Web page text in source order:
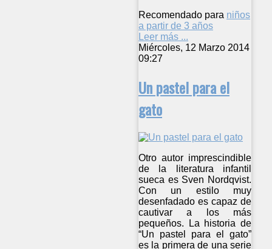
Recomendado para niños
a partir de 3 años
Leer más ...
Miércoles, 12 Marzo 2014
09:27
Un pastel para el
gato
Otro autor imprescindible
de la literatura infantil
sueca es Sven Nordqvist.
Con un estilo muy
desenfadado es capaz de
cautivar a los más
pequeños. La historia de
“Un pastel para el gato”
es la primera de una serie